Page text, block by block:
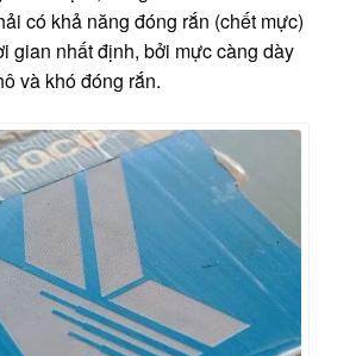
có khả năng đóng rắn (chết mực)
gian nhất định, bởi mực càng dày
và khó đóng rắn.